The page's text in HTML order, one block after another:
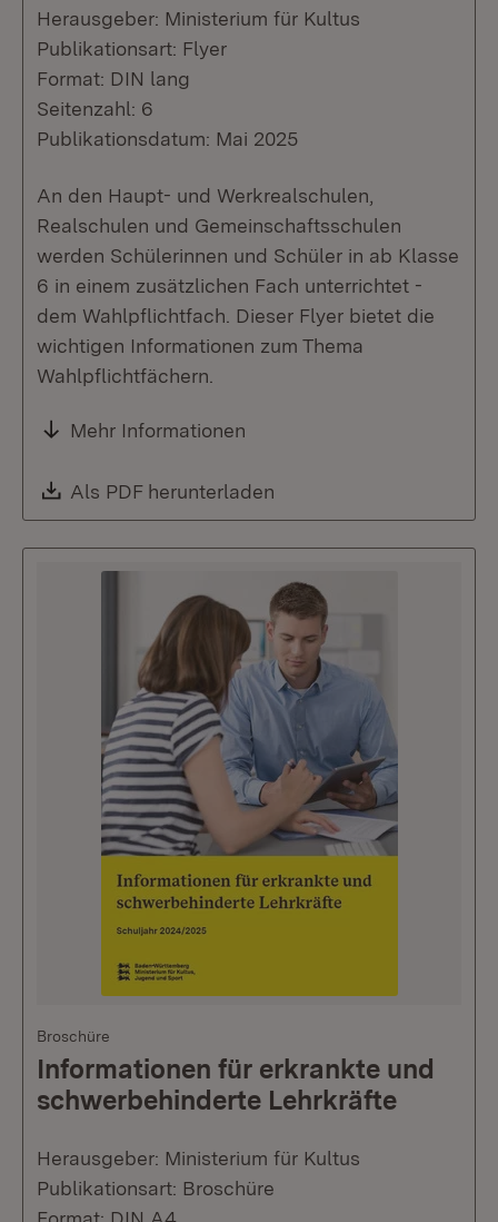
Herausgeber: Ministerium für Kultus
Publikationsart: Flyer
Format: DIN lang
Seitenzahl: 6
Publikationsdatum: Mai 2025
An den Haupt- und Werkrealschulen,
Realschulen und Gemeinschaftsschulen
werden Schülerinnen und Schüler in ab Klasse
6 in einem zusätzlichen Fach unterrichtet -
dem Wahlpflichtfach. Dieser Flyer bietet die
wichtigen Informationen zum Thema
Wahlpflichtfächern.
Mehr Informationen
Download:
Als PDF herunterladen
Broschüre
Informationen für erkrankte und
schwerbehinderte Lehrkräfte
Herausgeber: Ministerium für Kultus
Publikationsart: Broschüre